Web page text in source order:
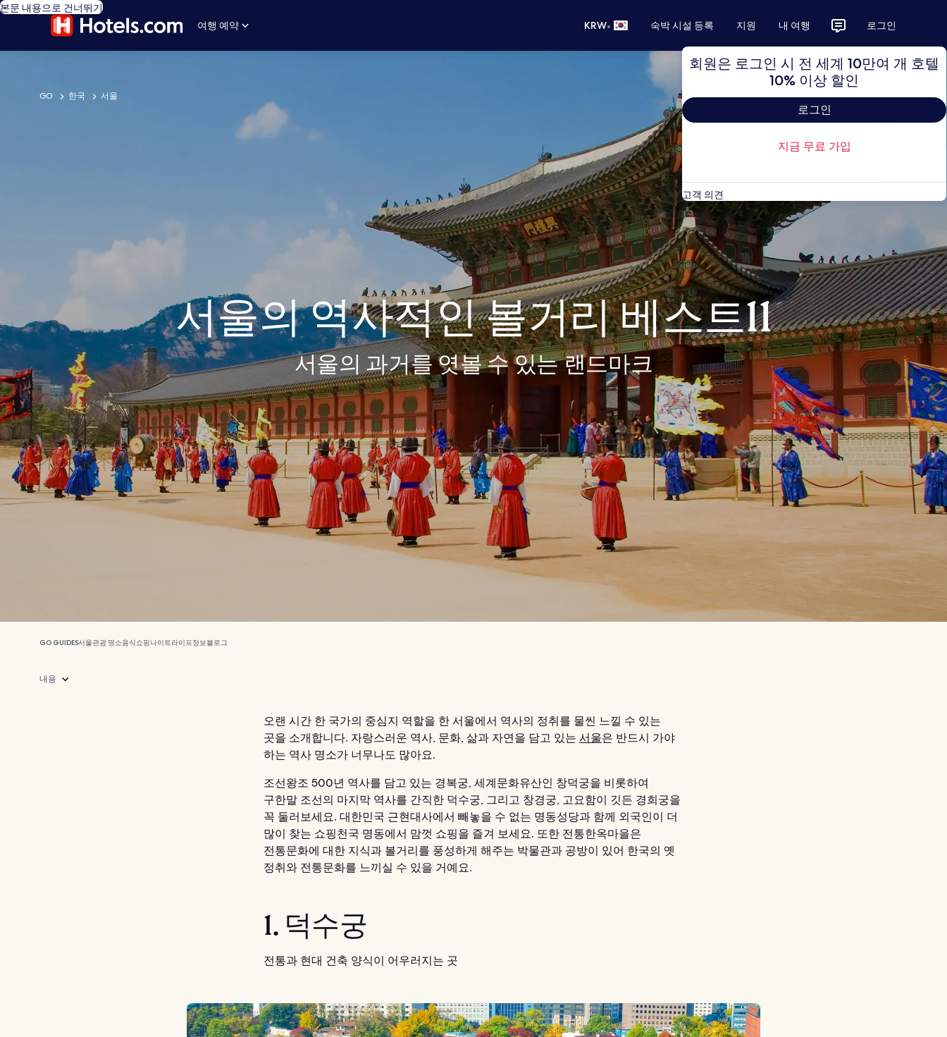
본문 내용으로 건너뛰기
여행 예약
KRW• 숙박 시설 등록 지원 내 여행 로그인
회원은 로그인 시 전 세계 10만여 개 호텔
10% 이상 할인
로그인
지금 무료 가입
고객 의견
GO 한국 서울
서울의 역사적인 볼거리 베스트11
서울의 과거를 엿볼 수 있는 랜드마크
GO GUIDES서울관광 명소음식쇼핑나이트라이프정보블로그
내용
오랜 시간 한 국가의 중심지 역할을 한 서울에서 역사의 정취를 물씬 느낄 수 있는
곳을 소개합니다. 자랑스러운 역사, 문화, 삶과 자연을 담고 있는 서울은 반드시 가야
하는 역사 명소가 너무나도 많아요.
조선왕조 500년 역사를 담고 있는 경복궁, 세계문화유산인 창덕궁을 비롯하여
구한말 조선의 마지막 역사를 간직한 덕수궁, 그리고 창경궁, 고요함이 깃든 경희궁을
꼭 둘러보세요. 대한민국 근현대사에서 빼놓을 수 없는 명동성당과 함께 외국인이 더
많이 찾는 쇼핑천국 명동에서 맘껏 쇼핑을 즐겨 보세요. 또한 전통한옥마을은
전통문화에 대한 지식과 볼거리를 풍성하게 해주는 박물관과 공방이 있어 한국의 옛
정취와 전통문화를 느끼실 수 있을 거예요.
1. 덕수궁
전통과 현대 건축 양식이 어우러지는 곳